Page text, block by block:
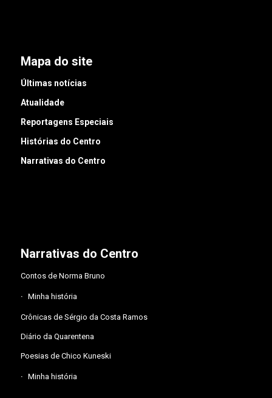
Mapa do site
Últimas notícias
Atualidade
Reportagens Especiais
Histórias do Centro
Narrativas do Centro
Narrativas do Centro
Contos de Norma Bruno
Minha história
Crônicas de Sérgio da Costa Ramos
Diário da Quarentena
Poesias de Chico Kuneski
Minha história